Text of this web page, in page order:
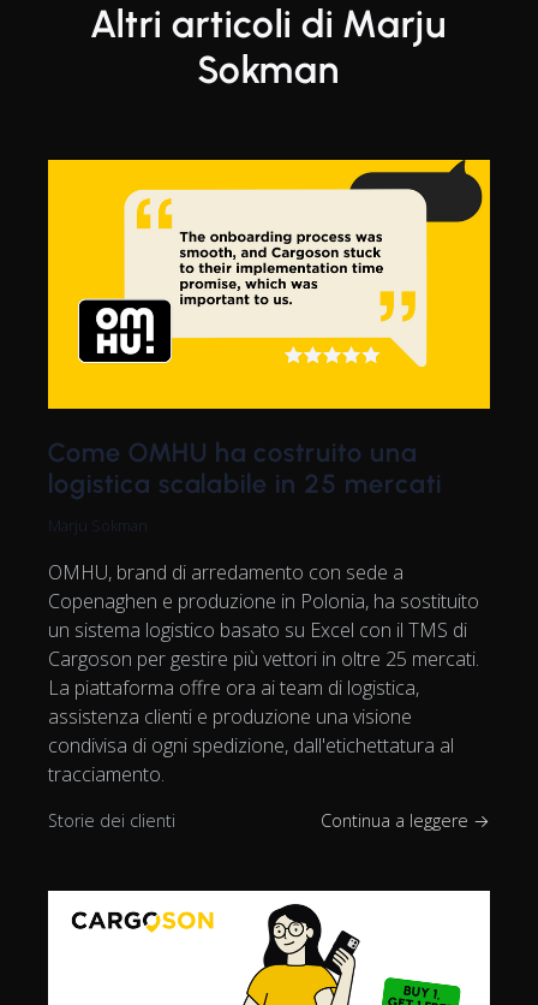
Altri articoli di Marju
Sokman
Come OMHU ha costruito una
logistica scalabile in 25 mercati
Marju Sokman
OMHU, brand di arredamento con sede a
Copenaghen e produzione in Polonia, ha sostituito
un sistema logistico basato su Excel con il TMS di
Cargoson per gestire più vettori in oltre 25 mercati.
La piattaforma offre ora ai team di logistica,
assistenza clienti e produzione una visione
condivisa di ogni spedizione, dall'etichettatura al
tracciamento.
Storie dei clienti Continua a leggere →